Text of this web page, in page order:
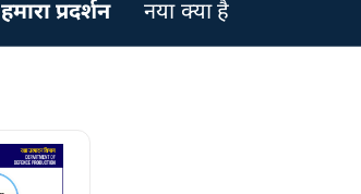
हमारा प्रदर्शन नया क्या है